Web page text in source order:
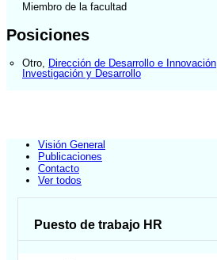
Miembro de la facultad
Posiciones
Otro Dirección de Desarrollo e Innovación
Investigación y Desarrollo
Visión General
Publicaciones
Contacto
Ver todos
Puesto de trabajo HR